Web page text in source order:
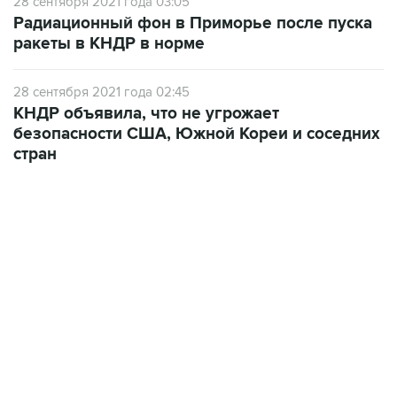
Радиационный фон в Приморье после пуска
ракеты в КНДР в норме
28 сентября 2021 года 02:45
КНДР объявила, что не угрожает
безопасности США, Южной Кореи и соседних
стран